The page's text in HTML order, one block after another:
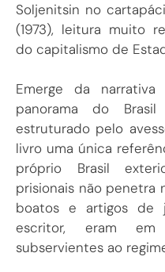
Soljenitsin no
(1973), leitura muito
do capitalismo de
Emerge da
panorama do
estruturado pelo
livro uma única
próprio Brasil
prisionais não penetra
boatos e artigos de
escritor, eram
subservientes ao